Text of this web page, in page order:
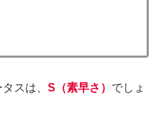
スは、 S（素早さ） でしょ